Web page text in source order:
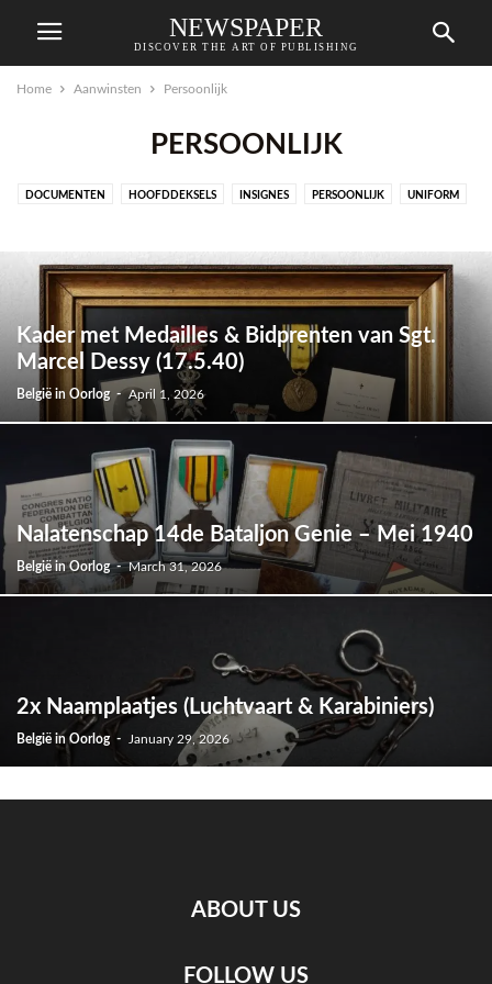
NEWSPAPER
DISCOVER THE ART OF PUBLISHING
Home Aanwinsten Persoonlijk
PERSOONLIJK
DOCUMENTEN HOOFDDEKSELS INSIGNES PERSOONLIJK UNIFORM
Kader met Medailles & Bidprenten van Sgt.
Marcel Dessy (17.5.40)
België in Oorlog - April 1, 2026
Nalatenschap 14de Bataljon Genie – Mei 1940
België in Oorlog - March 31, 2026
2x Naamplaatjes (Luchtvaart & Karabiniers)
België in Oorlog - January 29, 2026
ABOUT US
FOLLOW US